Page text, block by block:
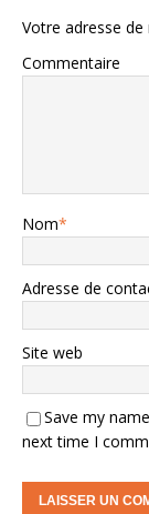
Votre adresse de
Commentaire
Nom*
Adresse de
Site web
Save my
next time I